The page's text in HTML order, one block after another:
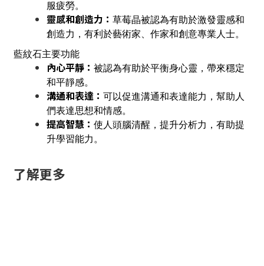
服疲勞。
靈感和創造力： 草莓晶被認為有助於激發靈感和
創造力，有利於藝術家、作家和創意專業人士。
藍紋石主要功能
內心平靜： 被認為有助於平衡身心靈，帶來穩定
和平靜感。
溝通和表達： 可以促進溝通和表達能力，幫助人
們表達思想和情感。
提高智慧： 使人頭腦清醒，提升分析力，有助提
升學習能力。
了解更多